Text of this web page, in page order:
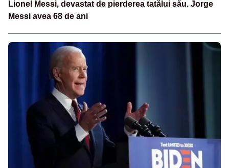
Lionel Messi, devastat de pierderea tatălui său. Jorge
Messi avea 68 de ani